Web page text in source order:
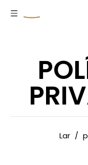
Lar /